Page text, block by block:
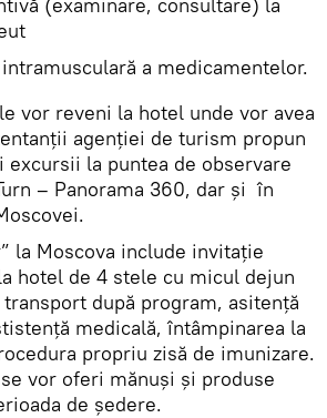
a medicamentelor.
vor reveni la hotel unde vor avea
agenției de turism propun
la puntea de observare
– Panorama 360, dar și în
la Moscova include invitație
hotel de 4 stele cu micul dejun
după program, asitență
medicală, întâmpinarea la
propriu zisă de imunizare.
vor oferi mănuși și produse
de ședere.